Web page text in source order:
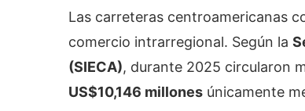
Las carreteras centroamericanas
comercio intrarregional. Según la
(SIECA), durante 2025 circularon
US$10,146 millones únicamente